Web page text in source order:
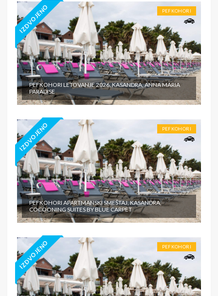
IZDVOJENO PEFKOHORI
PEFKOHORI LETOVANJE 2026, KASANDRA, ANNA MARIA
PARADISE
IZDVOJENO PEFKOHORI
PEFKOHORI APARTMANSKI SMEŠTAJ, KASANDRA,
COCOONING SUITES BY BLUE CARPET
IZDVOJENO PEFKOHORI